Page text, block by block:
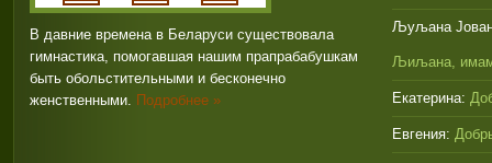
В давние времена в Беларуси существовала
гимнастика, помогавшая нашим прапрабабушкам
быть обольстительными и бесконечно
женственными. Подробнее »
Љуљана
Љиљана,
Екатерина:
Евгения: